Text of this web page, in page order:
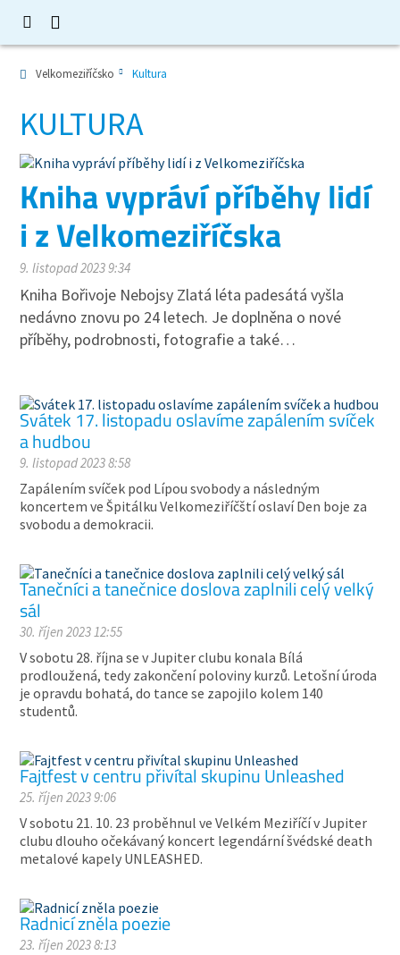
Velkomeziříčsko Kultura
KULTURA
Kniha vypráví příběhy lidí
i z Velkomeziříčska
9. listopad 2023 9:34
Kniha Bořivoje Nebojsy Zlatá léta padesátá vyšla
nedávno znovu po 24 letech. Je doplněna o nové
příběhy, podrobnosti, fotografie a také…
Svátek 17. listopadu oslavíme zapálením svíček
a hudbou
9. listopad 2023 8:58
Zapálením svíček pod Lípou svobody a následným
koncertem ve Špitálku Velkomeziříčští oslaví Den boje za
svobodu a demokracii.
Tanečníci a tanečnice doslova zaplnili celý velký
sál
30. říjen 2023 12:55
V sobotu 28. října se v Jupiter clubu konala Bílá
prodloužená, tedy zakončení poloviny kurzů. Letošní úroda
je opravdu bohatá, do tance se zapojilo kolem 140
studentů.
Fajtfest v centru přivítal skupinu Unleashed
25. říjen 2023 9:06
V sobotu 21. 10. 23 proběhnul ve Velkém Meziříčí v Jupiter
clubu dlouho očekávaný koncert legendární švédské death
metalové kapely UNLEASHED.
Radnicí zněla poezie
23. říjen 2023 8:13